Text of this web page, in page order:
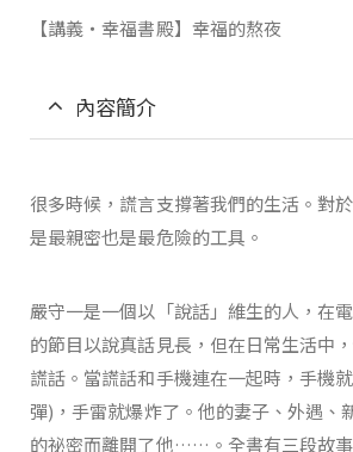
【講義‧幸福書殿】幸福的熬夜
內容簡介
很多時候，謊言支撐著我們的生活。對
是最親密也是最危險的工具。
嚴守一是一個以「說話」維生的人，在
的節目以說真話見長，但在日常生活中
謊話。當謊話和手機連在一起時，手機
彈)，手雷就爆炸了。他的妻子、外遇、
的祕密而離開了他……。全書有三段故